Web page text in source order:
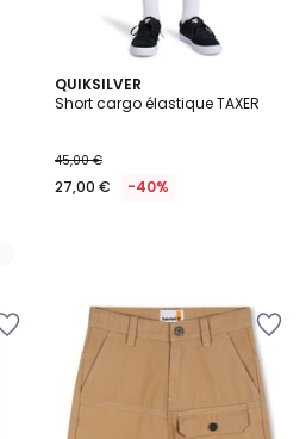
QUIKSILVER
Short cargo élastique TAXER
45,00 €
27,00 € -40%